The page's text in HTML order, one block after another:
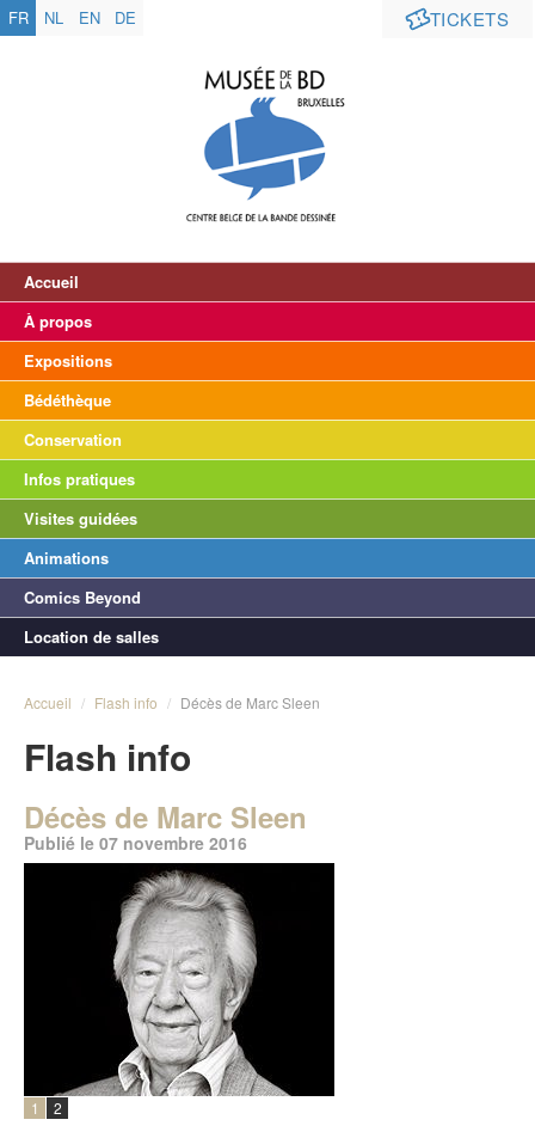
TICKETS
FR NL EN DE
Accueil
À propos
Expositions
Bédéthèque
Conservation
Infos pratiques
Visites guidées
Animations
Comics Beyond
Location de salles
Accueil / Flash info / Décès de Marc Sleen
Flash info
Décès de Marc Sleen
Publié le 07 novembre 2016
1 2